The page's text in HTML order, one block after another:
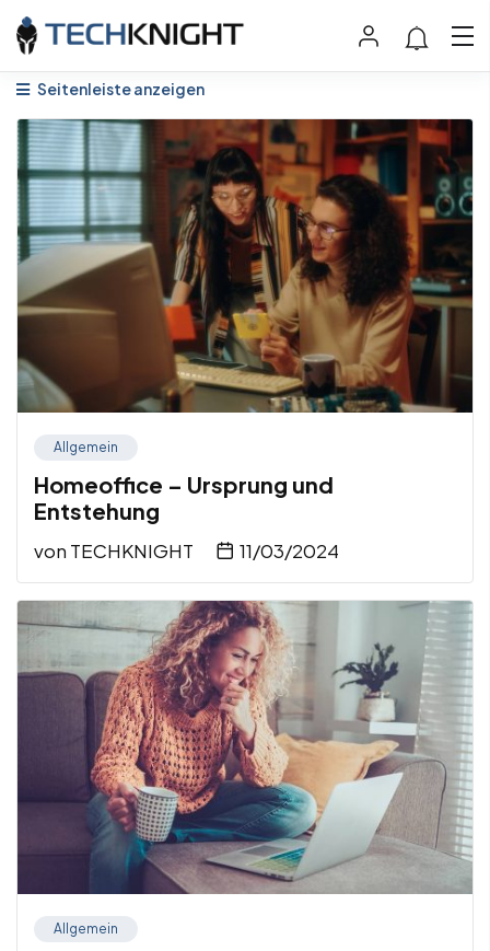
Seitenleiste anzeigen
Allgemein
Homeoffice – Ursprung und
Entstehung
von TECHKNIGHT 11/03/2024
Allgemein